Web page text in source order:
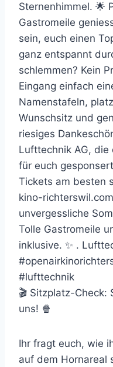
Sternenhimmel. 🌟
Gastromeile
sein, euch einen
ganz entspannt
schlemmen? Kein
Eingang einfach
Namenstafeln,
Wunschsitz und
riesiges
Lufttechnik AG,
für euch
Tickets am besten
kino-
unvergessliche
Tolle Gastromeile
inklusive. ✨ .
#lufttechnik
🎬 Sitzplatz-Check:
uns! 🍿
Ihr fragt euch, wie
auf dem Hornareal